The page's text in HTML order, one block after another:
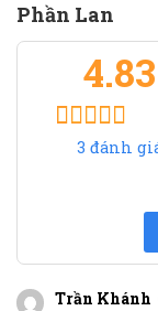
Phần Lan
4.83
4.83trên
3 đánh
Trần Khánh